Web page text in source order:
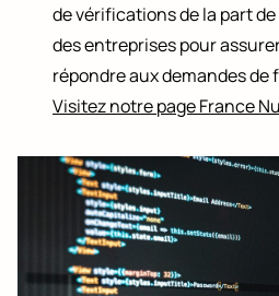
ESPACE
de vérifications de la part
des entreprises pour
répondre aux demandes
Visitez notre page France